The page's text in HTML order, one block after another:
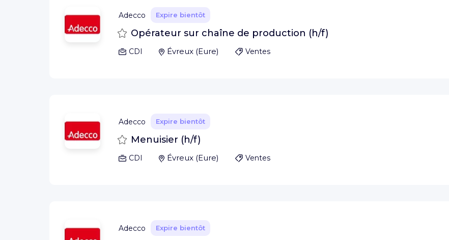
Adecco Expire bientôt
Sauvegarder
Opérateur sur chaîne de production (h/f)
CDI Évreux(Eure) Ventes
Adecco Expire bientôt
Sauvegarder
Menuisier (h/f)
CDI Évreux(Eure) Ventes
Adecco Expire bientôt